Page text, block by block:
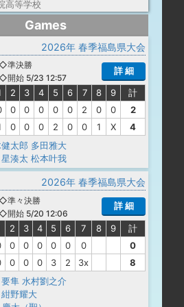
高等学校
Games
2026年 春季福島県大会
準決勝
開始 5/23 12:57
詳 細
2 3 4 5 6 7 8 9
計
0 0 0 0 0 2 0 0
2
0 0 0 2 0 0 1 X
4
太郎 多田雅大
星湊太 松本叶我
2026年 春季福島県大会
準々決勝
開始 5/20 12:06
詳 細
2 3 4 5 6 7 8 9
計
0 0 0 0 0 0
0
0 0 0 3 2 3x
8
要隼 水村劉之介
紺野耀大